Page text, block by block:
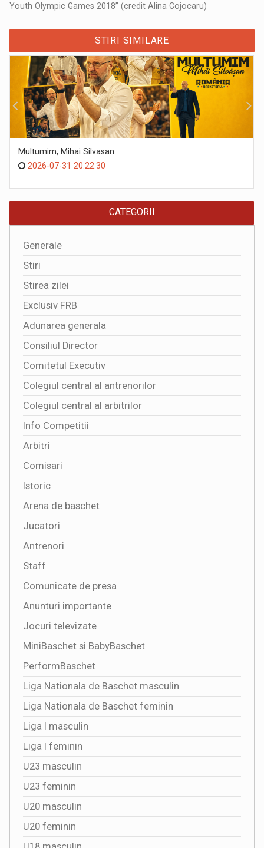
Youth Olympic Games 2018” (credit Alina Cojocaru)
STIRI SIMILARE
Multumim, Mihai Silvasan
2026-07-31 20:22:30
CATEGORII
Generale
Stiri
Stirea zilei
Exclusiv FRB
Adunarea generala
Consiliul Director
Comitetul Executiv
Colegiul central al antrenorilor
Colegiul central al arbitrilor
Info Competitii
Arbitri
Comisari
Istoric
Arena de baschet
Jucatori
Antrenori
Staff
Comunicate de presa
Anunturi importante
Jocuri televizate
MiniBaschet si BabyBaschet
PerformBaschet
Liga Nationala de Baschet masculin
Liga Nationala de Baschet feminin
Liga I masculin
Liga I feminin
U23 masculin
U23 feminin
U20 masculin
U20 feminin